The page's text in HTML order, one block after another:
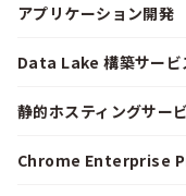
アプリケーション開発
Data Lake 構築サービ
静的ホスティングサー
Chrome Enterprise